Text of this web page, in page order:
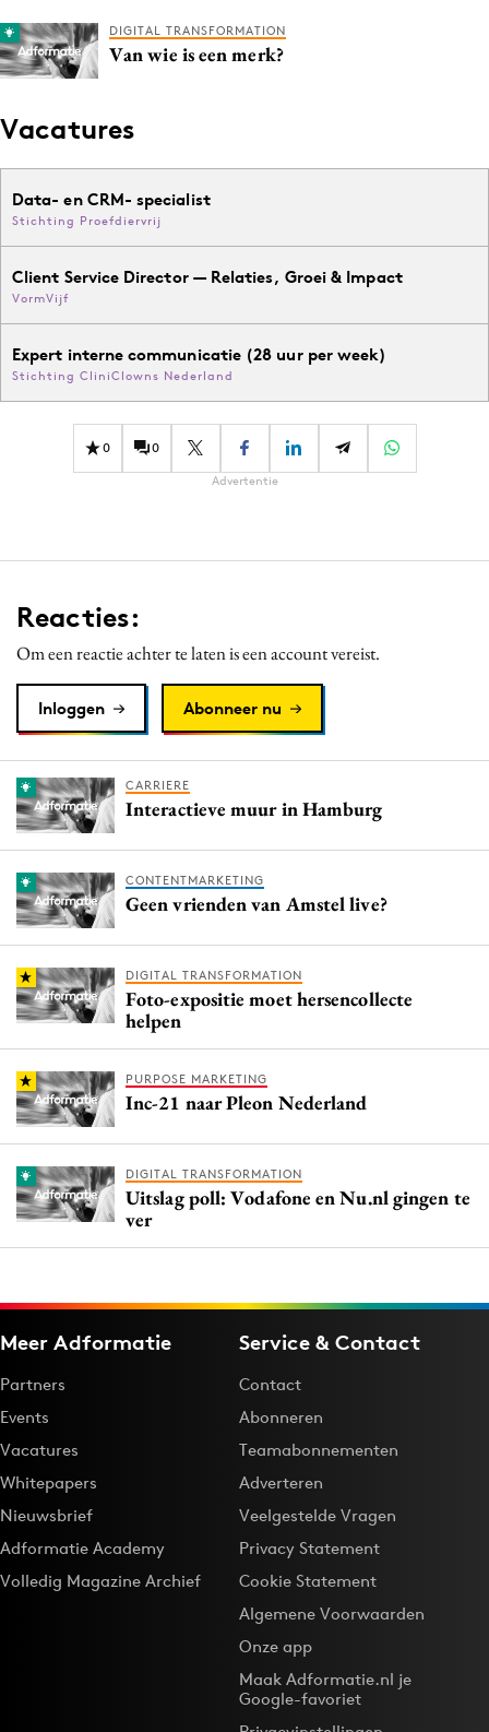
DIGITAL TRANSFORMATION
Van wie is een merk?
Vacatures
Data- en CRM- specialist
Stichting Proefdiervrij
Client Service Director — Relaties, Groei & Impact
VormVijf
Expert interne communicatie (28 uur per week)
Stichting CliniClowns Nederland
0 0
Advertentie
Reacties:
Om een reactie achter te laten is een account vereist.
Inloggen Abonneer nu
CARRIERE
Interactieve muur in Hamburg
CONTENTMARKETING
Geen vrienden van Amstel live?
DIGITAL TRANSFORMATION
Foto-expositie moet hersencollecte
helpen
PURPOSE MARKETING
Inc-21 naar Pleon Nederland
DIGITAL TRANSFORMATION
Uitslag poll: Vodafone en Nu.nl gingen te
ver
Meer Adformatie
Partners
Events
Vacatures
Whitepapers
Nieuwsbrief
Adformatie Academy
Volledig Magazine Archief
Service & Contact
Contact
Abonneren
Teamabonnementen
Adverteren
Veelgestelde Vragen
Privacy Statement
Cookie Statement
Algemene Voorwaarden
Onze app
Maak Adformatie.nl je
Google-favoriet